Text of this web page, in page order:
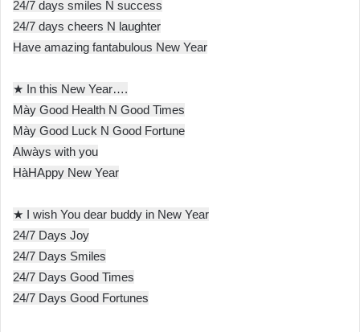
24/7 days smiles N success
24/7 days cheers N laughter
Have amazing fantabulous New Year
★ In this New Year….
Mày Good Health N Good Times
Mày Good Luck N Good Fortune
Alwàys with you
HàHAppy New Year
★ I wish You dear buddy in New Year
24/7 Days Joy
24/7 Days Smiles
24/7 Days Good Times
24/7 Days Good Fortunes